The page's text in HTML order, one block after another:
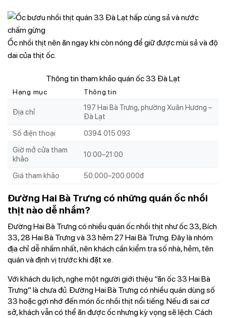
Ốc nhồi thịt nên ăn ngay khi còn nóng để giữ được mùi sả và độ
dai của thịt ốc.
Thông tin tham khảo quán ốc 33 Đà Lạt
Hạng mục Thông tin
Địa chỉ
197 Hai Bà Trưng, phường Xuân Hương –
Đà Lạt
Số điện thoại
0394 015 093
Giờ mở cửa tham
khảo
10:00–21:00
Giá tham khảo 50.000–200.000đ
Đường Hai Bà Trưng có những quán ốc nhồi
thịt nào dễ nhầm?
Đường Hai Bà Trưng có nhiều quán ốc nhồi thịt như ốc 33, Bích
33, 28 Hai Bà Trưng và 33 hẻm 27 Hai Bà Trưng. Đây là nhóm
địa chỉ dễ nhầm nhất, nên khách cần kiểm tra số nhà, hẻm, tên
quán và định vị trước khi đặt xe.
Với khách du lịch, nghe một người giới thiệu “ăn ốc 33 Hai Bà
Trưng” là chưa đủ. Đường Hai Bà Trưng có nhiều quán dùng số
33 hoặc gợi nhớ đến món ốc nhồi thịt nổi tiếng. Nếu đi sai cơ
sở, khách vẫn có thể ăn được ốc nhưng kỳ vọng sẽ lệch. Cách